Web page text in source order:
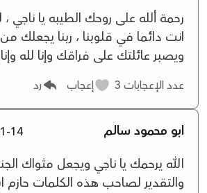
رحمة ألله على روحك الطيبه يا ناجي
انت دائما في قلوبنا ، ربنا يجعلك
ويصبر عائلتك على فراقك وإنا لله
عدد الإعجابات إعجاب رد
ابو محمود سالم
الله يرحمك يا ناجي ويجعل ‏‏مثواك
والتقدير لصاحب هذه الكلمات حازم